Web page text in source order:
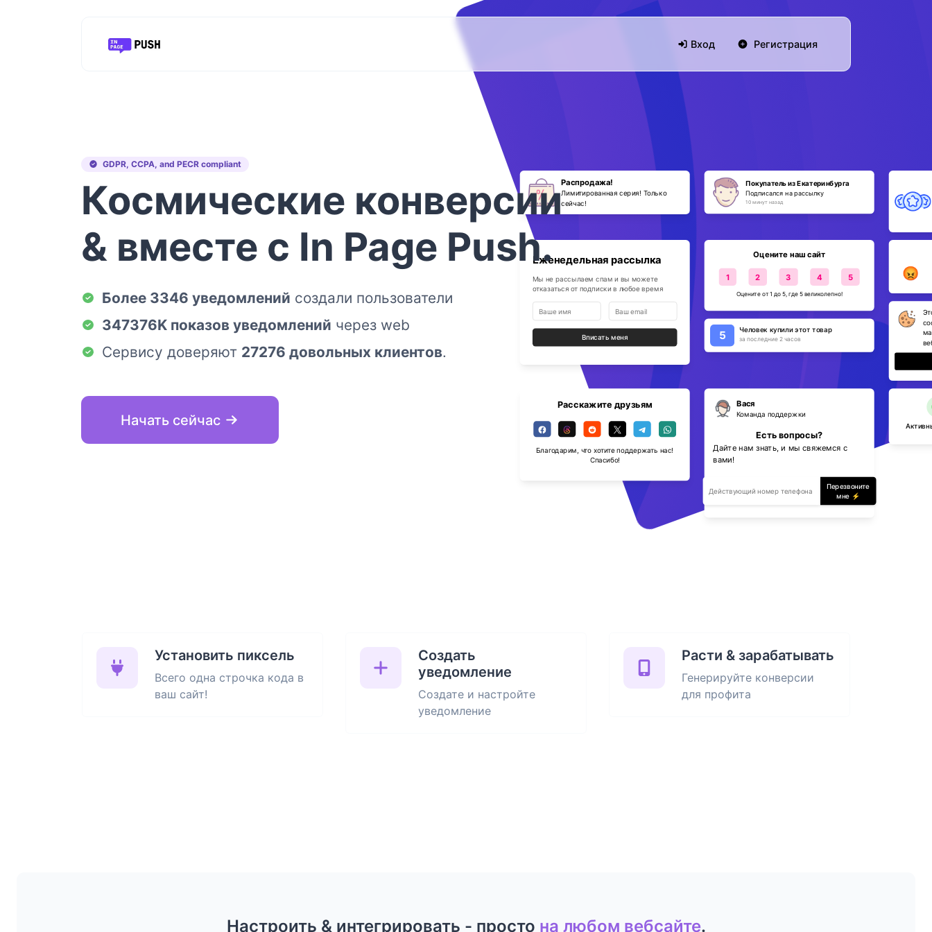
Вход Регистрация
Распродажа!
Лимитированная серия! Только
сейчас!
Покупатель из Екатеринбурга
Подписался на рассылку
10 минут назад
Еженедельная рассылка
Мы не рассылаем спам и вы можете
отказаться от подписки в любое время
Вписать меня
Оцените наш сайт
1 2 3 4 5
Оцените от 1 до 5, где 5 великолепно!
5 Человек купили этот товар
за последние 2 часов
😡
Расскажите друзьям
Благодарим, что хотите поддержать нас!
Спасибо!
Вася
Команда поддержки
Есть вопросы?
Дайте нам знать, и мы свяжемся с
вами!
Перезвоните
мне ⚡️
GDPR, CCPA, and PECR compliant
Космические конверсии
& вместе с In Page Push.
Более 3346 уведомлений создали пользователи
347376K показов уведомлений через web
Сервису доверяют 27276 довольных клиентов.
Начать сейчас
Установить пиксель
Всего одна строчка кода в
ваш сайт!
Создать
уведомление
Создате и настройте
уведомление
Расти & зарабатывать
Генерируйте конверсии
для профита
Настроить & интегрировать - просто на любом вебсайте.